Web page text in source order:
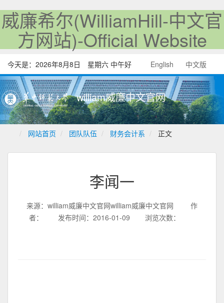
威廉希尔(WilliamHill-中文官
方网站)-Official Website
今天是： 2026年8月8日 星期六 中午好 English 中文版
william威廉中文官网
网站首页 团队队伍 财务会计系 正文
李闻一
来源：william威廉中文官网william威廉中文官网
作
者：
发布时间：2016-01-09 浏览次数：